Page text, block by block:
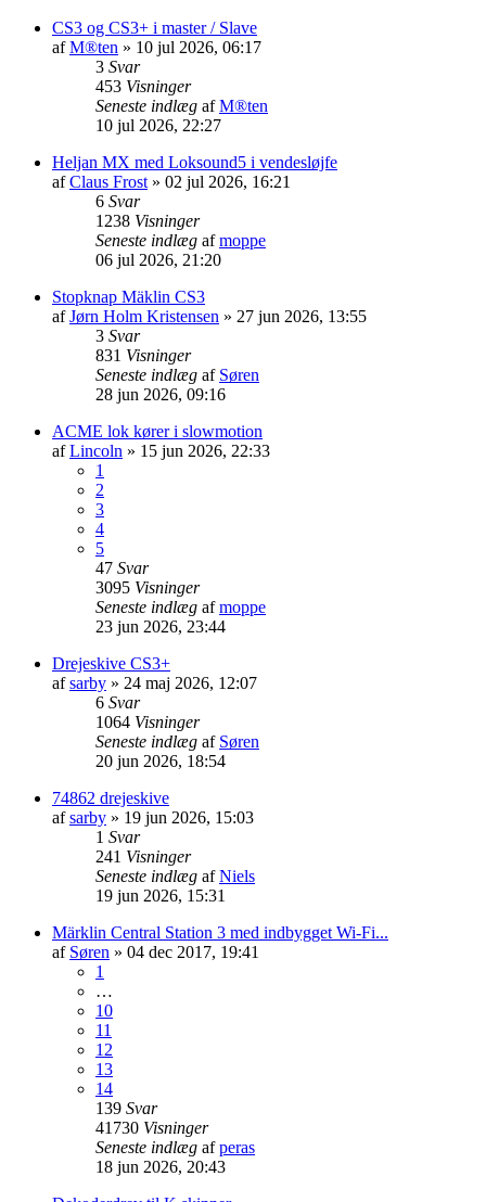
CS3 og CS3+ i master / Slave
afM®ten » 10 jul 2026, 06:17
3 Svar
453 Visninger
Seneste indlæg afM®ten
10 jul 2026, 22:27
Heljan MX med Loksound5 i vendesløjfe
afClaus Frost » 02 jul 2026, 16:21
6 Svar
1238 Visninger
Seneste indlæg afmoppe
06 jul 2026, 21:20
Stopknap Mäklin CS3
afJørn Holm Kristensen » 27 jun 2026, 13:55
3 Svar
831 Visninger
Seneste indlæg af Søren
28 jun 2026, 09:16
ACME lok kører i slowmotion
afLincoln » 15 jun 2026, 22:33
1
2
3
4
5
47 Svar
3095 Visninger
Seneste indlæg afmoppe
23 jun 2026, 23:44
Drejeskive CS3+
afsarby » 24 maj 2026, 12:07
6 Svar
1064 Visninger
Seneste indlæg af Søren
20 jun 2026, 18:54
74862 drejeskive
afsarby » 19 jun 2026, 15:03
1 Svar
241 Visninger
Seneste indlæg afNiels
19 jun 2026, 15:31
Märklin Central Station 3 med indbygget Wi-Fi...
af Søren » 04 dec 2017, 19:41
1
…
10
11
12
13
14
139 Svar
41730 Visninger
Seneste indlæg afperas
18 jun 2026, 20:43